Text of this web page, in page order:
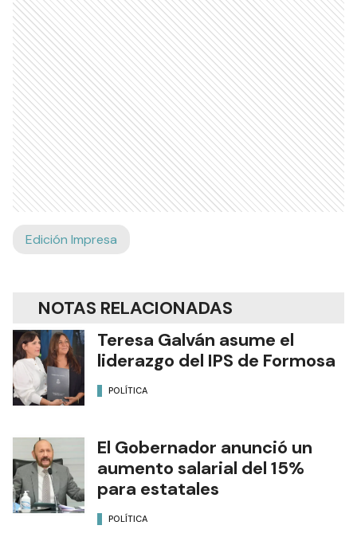
Edición Impresa
NOTAS RELACIONADAS
Teresa Galván asume el
liderazgo del IPS de Formosa
POLÍTICA
El Gobernador anunció un
aumento salarial del 15%
para estatales
POLÍTICA